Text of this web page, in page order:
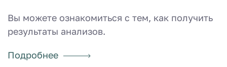
Вы можете ознакомиться с тем, как получить
результаты анализов.
Подробнее